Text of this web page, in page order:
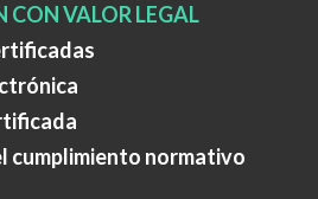
VALOR LEGAL
cumplimiento normativo